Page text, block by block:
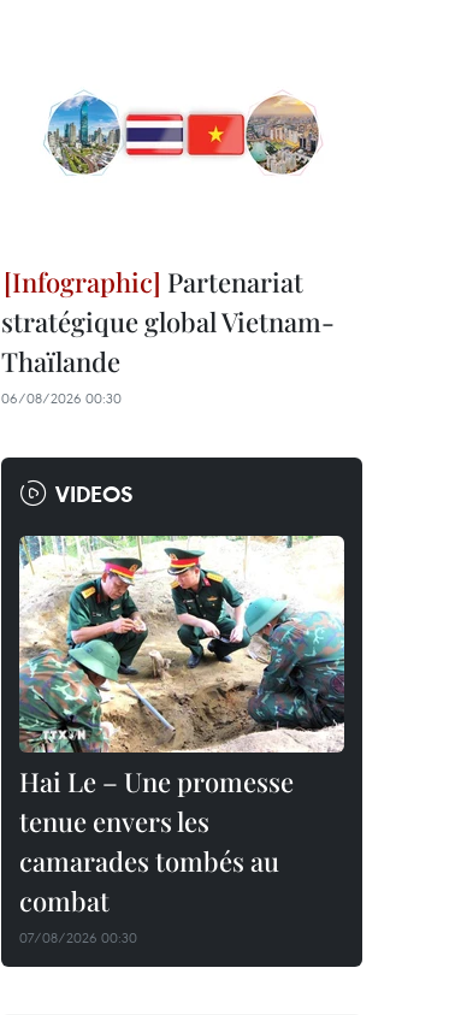
Partenariat
stratégique global Vietnam-
Thaïlande
06/08/2026 00:30
VIDEOS
Hai Le – Une promesse
tenue envers les
camarades tombés au
combat
07/08/2026 00:30